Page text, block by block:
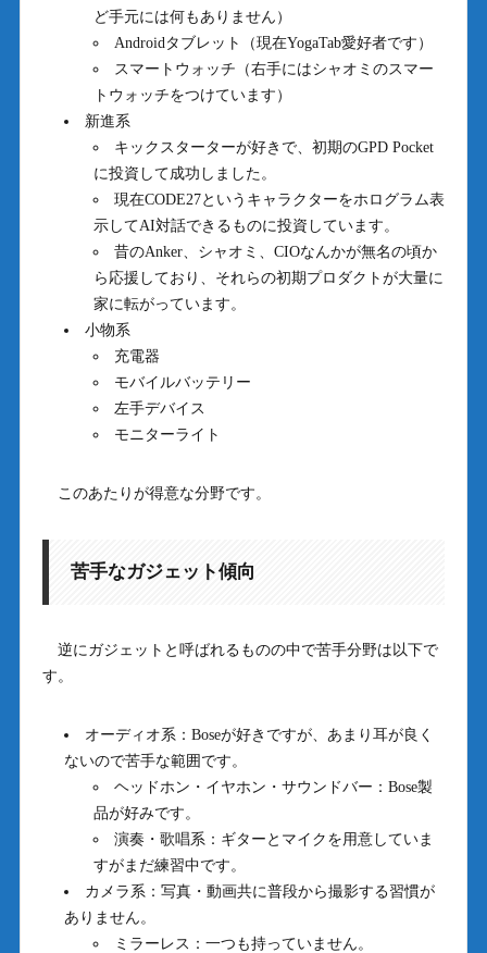
ど手元には何もありません）
Androidタブレット（現在YogaTab愛好者です）
スマートウォッチ（右手にはシャオミのスマー
トウォッチをつけています）
新進系
キックスターターが好きで、初期のGPD Pocket
に投資して成功しました。
現在CODE27というキャラクターをホログラム表
示してAI対話できるものに投資しています。
昔のAnker、シャオミ、CIOなんかが無名の頃か
ら応援しており、それらの初期プロダクトが大量に
家に転がっています。
小物系
充電器
モバイルバッテリー
左手デバイス
モニターライト
このあたりが得意な分野です。
苦手なガジェット傾向
逆にガジェットと呼ばれるものの中で苦手分野は以下で
す。
オーディオ系：Boseが好きですが、あまり耳が良く
ないので苦手な範囲です。
ヘッドホン・イヤホン・サウンドバー：Bose製
品が好みです。
演奏・歌唱系：ギターとマイクを用意していま
すがまだ練習中です。
カメラ系：写真・動画共に普段から撮影する習慣が
ありません。
ミラーレス：一つも持っていません。